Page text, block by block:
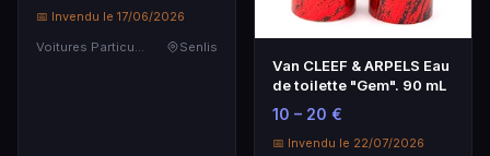
📅 Invendu le 17/06/2026
Voitures Particulières
Senlis
Van CLEEF & ARPELS Eau
de toilette "Gem". 90 mL
10 – 20 €
📅 Invendu le 22/07/2026